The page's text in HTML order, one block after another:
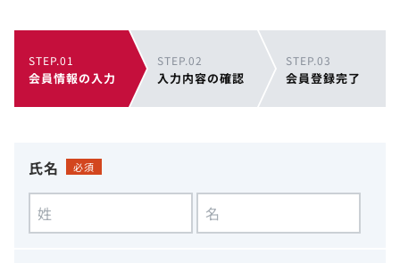
STEP.01
会員情報の入力
STEP.02
入力内容の確認
STEP.03
会員登録完了
氏名 必須